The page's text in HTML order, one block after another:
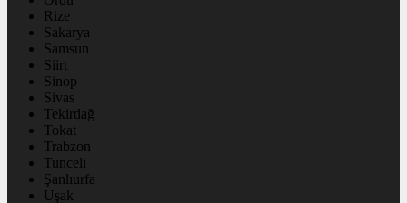
Rize
Sakarya
Samsun
Siirt
Sinop
Sivas
Tekirdağ
Tokat
Trabzon
Tunceli
Şanlıurfa
Uşak